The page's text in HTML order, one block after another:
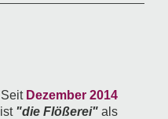
Seit Dezember 2014
ist "die Flößerei" als